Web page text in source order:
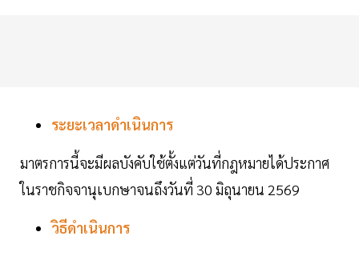
ระยะเวลาดำเนินการ
มาตรการนี้จะมีผลบังคับใช้ตั้งแต่วันที่กฎหมายได้ประกาศ
ในราชกิจจานุเบกษาจนถึงวันที่ 30 มิถุนายน 2569
วิธีดำเนินการ